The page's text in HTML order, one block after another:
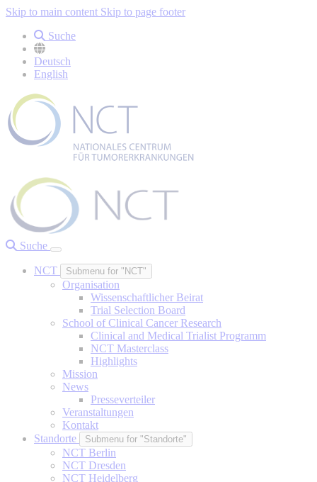
Skip to main content Skip to page footer
Suche
Deutsch
English
Suche
NCT Submenu for "NCT"
Organisation
Wissenschaftlicher Beirat
Trial Selection Board
School of Clinical Cancer Research
Clinical and Medical Trialist Programm
NCT Masterclass
Highlights
Mission
News
Presseverteiler
Veranstaltungen
Kontakt
Standorte
Submenu for "Standorte"
NCT Berlin
NCT Dresden
NCT Heidelberg